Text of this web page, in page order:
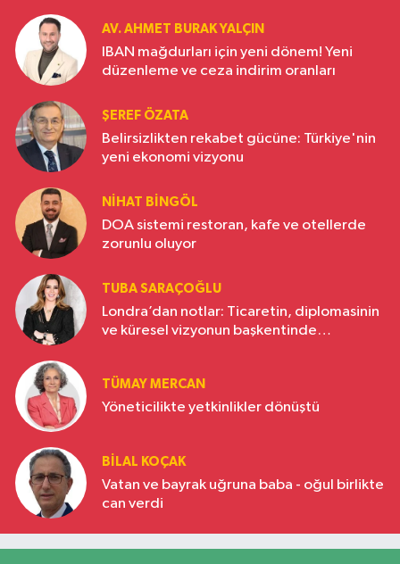
AV. AHMET BURAK YALÇIN
IBAN mağdurları için yeni dönem! Yeni
düzenleme ve ceza indirim oranları
ŞEREF ÖZATA
Belirsizlikten rekabet gücüne: Türkiye'nin
yeni ekonomi vizyonu
NIHAT BINGÖL
DOA sistemi restoran, kafe ve otellerde
zorunlu oluyor
TUBA SARAÇOĞLU
Londra’dan notlar: Ticaretin, diplomasinin
ve küresel vizyonun başkentinde
TÜMAY MERCAN
Yöneticilikte yetkinlikler dönüştü
BILAL KOÇAK
Vatan ve bayrak uğruna baba - oğul birlikte
can verdi